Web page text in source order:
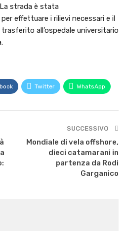
La strada è stata
effettuare i rilievi necessari e il
all’ospedale universitario
Twitter WhatsApp
SUCCESSIVO
Mondiale di vela offshore,
dieci catamarani in
partenza da Rodi
Garganico